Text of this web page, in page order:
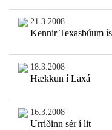
21.3.2008
Kennir Texasbúum
18.3.2008
Hækkun í Laxá
16.3.2008
Urriðinn sér í lit